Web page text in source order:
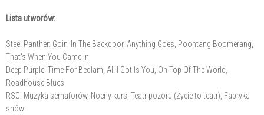
Lista utworów:
Steel Panther: Goin' In The Backdoor, Anything Goes, Poontang Boomerang,
That's When You Came In
Deep Purple: Time For Bedlam, All I Got Is You, On Top Of The World,
Roadhouse Blues
RSC: Muzyka semaforów, Nocny kurs, Teatr pozoru (Życie to teatr), Fabryka
snów